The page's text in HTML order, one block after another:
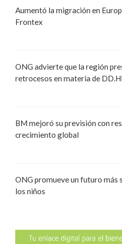
Aumentó la migración en
Frontex
ONG advierte que la región
retrocesos en materia de
BM mejoró su previsión con
crecimiento global
ONG promueve un futuro más
los niños